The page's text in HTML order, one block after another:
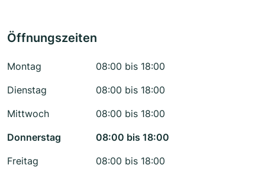
Öffnungszeiten
Montag
08:00 bis 18:00
Dienstag
08:00 bis 18:00
Mittwoch
08:00 bis 18:00
Donnerstag
08:00 bis 18:00
Freitag
08:00 bis 18:00